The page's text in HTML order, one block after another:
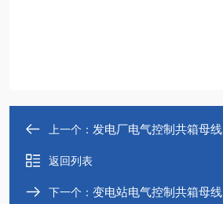
上一个： 发电厂电气控制共箱母线
返回列表
下一个： 变电站电气控制共箱母线